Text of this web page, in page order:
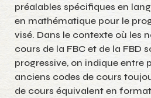
préalables spécifiques en
en mathématique pour le
visé. Dans le contexte où les
cours de la FBC et de la FBD
progressive, on indique entre
anciens codes de cours
de cours équivalent en